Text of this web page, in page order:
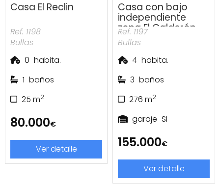
Casa El Reclin
Ref. 1198
Bullas
0 habita.
1 baños
25 m2
80.000€
Ver detalle
Casa con bajo
independiente
zona El Calderón
Ref. 1197
Bullas
4 habita.
3 baños
276 m2
garaje SI
155.000€
Ver detalle